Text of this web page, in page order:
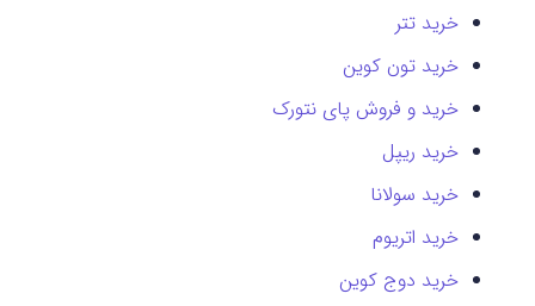
خرید تتر
خرید تون کوین
خرید و فروش پای نتورک
خرید ریپل
خرید سولانا
خرید اتریوم
خرید دوج کوین